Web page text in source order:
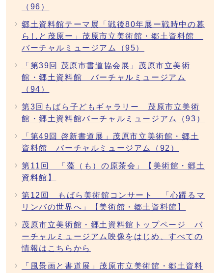
（96）
郷土資料館テーマ展「戦後80年展ー戦時中の暮
らしと茂原ー」茂原市立美術館・郷土資料館
バーチャルミュージアム（95）
「第39回 茂原市書道協会展」茂原市立美術
館・郷土資料館 バーチャルミュージアム
（94）
第3回もばら子どもギャラリー 茂原市立美術
館・郷土資料館バーチャルミュージアム（93）
「第49回 啓新書道展」茂原市立美術館・郷土
資料館 バーチャルミュージアム（92）
第11回 「藻（も）の原茶会」【美術館・郷土
資料館】
第12回 もばら美術館コンサート 「心躍るマ
リンバの世界へ」【美術館・郷土資料館】
茂原市立美術館・郷土資料館トップページ バ
ーチャルミュージアム映像をはじめ、すべての
情報はこちらから
「風景画と書道展」茂原市立美術館・郷土資料